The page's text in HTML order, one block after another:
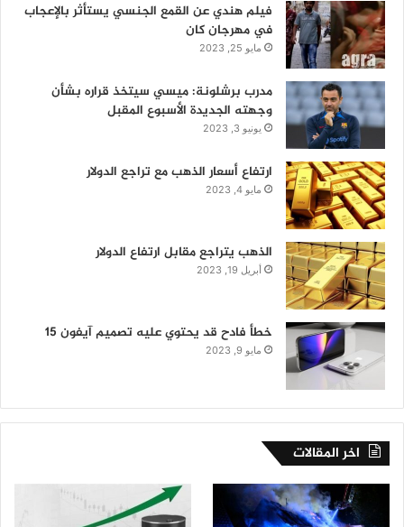
فيلم هندي عن القمع الجنسي يستأثر بالإعجاب
في مهرجان كان
مايو 25, 2023
مدرب برشلونة: ميسي سيتخذ قراره بشأن
وجهته الجديدة الأسبوع المقبل
يونيو 3, 2023
ارتفاع أسعار الذهب مع تراجع الدولار
مايو 4, 2023
الذهب يتراجع مقابل ارتفاع الدولار
أبريل 19, 2023
خطأ فادح قد يحتوي عليه تصميم آيفون 15
مايو 9, 2023
اخر المقالات